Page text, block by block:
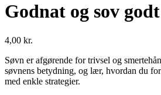
Godnat og sov
4,00 kr.
Søvn er afgørende for trivsel og
søvnens betydning, og lær, hvordan du
med enkle strategier.